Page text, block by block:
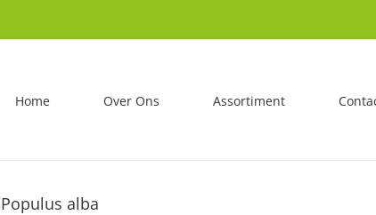
Home Over Ons Assortiment
Populus alba